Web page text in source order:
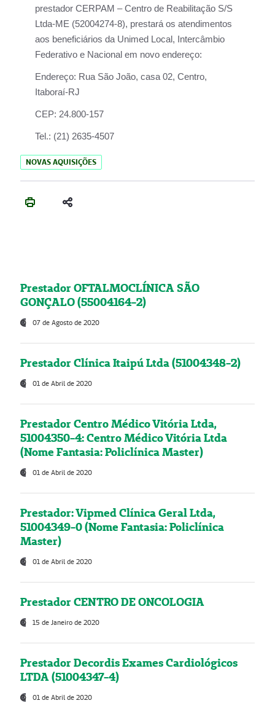
prestador CERPAM – Centro de Reabilitação S/S
Ltda-ME (52004274-8), prestará os atendimentos
aos beneficiários da Unimed Local, Intercâmbio
Federativo e Nacional em novo endereço:
Endereço: Rua São João, casa 02, Centro,
Itaboraí-RJ
CEP: 24.800-157
Tel.: (21) 2635-4507
NOVAS AQUISIÇÕES
Prestador OFTALMOCLÍNICA SÃO
GONÇALO (55004164-2)
07 de Agosto de 2020
Prestador Clínica Itaipú Ltda (51004348-2)
01 de Abril de 2020
Prestador Centro Médico Vitória Ltda,
51004350-4: Centro Médico Vitória Ltda
(Nome Fantasia: Policlínica Master)
01 de Abril de 2020
Prestador: Vipmed Clínica Geral Ltda,
51004349-0 (Nome Fantasia: Policlínica
Master)
01 de Abril de 2020
Prestador CENTRO DE ONCOLOGIA
15 de Janeiro de 2020
Prestador Decordis Exames Cardiológicos
LTDA (51004347-4)
01 de Abril de 2020